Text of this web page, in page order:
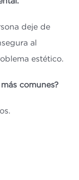
deje de
al
estético.
comunes?